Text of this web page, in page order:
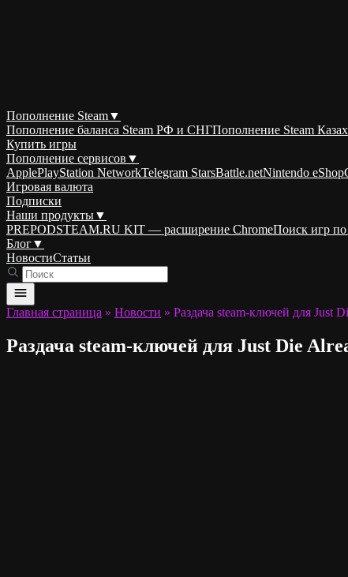
Пополнение Steam▼
Пополнение баланса Steam РФ и СНГПополнение Steam
Купить игры
Пополнение сервисов ▼
ApplePlayStation NetworkTelegram StarsBattle.netNintendo eShop
Игровая валюта
Подписки
Наши продукты▼
PREPODSTEAM.RU KIT — расширение ChromeПоиск игр
Блог▼
НовостиСтатьи
Главная страница » Новости » Раздача steam-ключей для Just
Раздача steam-ключей для Just Die